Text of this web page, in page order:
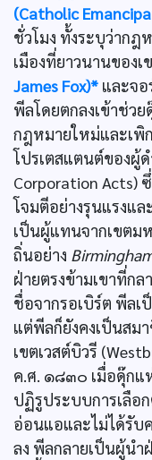
(Catholic
ชั่วโมง ทั้งระบุว่ากฎ
เมืองที่ยาวนานของเ
James Fox)* และจ
พีลโดยตกลงเข้าช่วย
กฎหมายใหม่และเพิ
โปรเตสแตนต์ของผู้
Corporation Acts)
โจมตีอย่างรุนแรงแ
เป็นผู้แทนจากเขตม
ถิ่นอย่าง
ฝ่ายตรงข้ามเขาที่ก
ชื่อจากรอเบิร์ต พีลเ
แต่พีลก็ยังคงเป็นสม
เขตเวสต์บิวรี
ค.ศ. ๑๘๓๐ เมื่อดุ๊กแ
ปฏิรูประบบการเลือ
อ่อนแอและไม่ได้รับ
ลง พีลกลายเป็นผู้นำ